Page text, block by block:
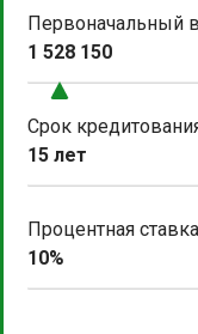
Первоначальный
1 528 150
Срок
15 лет
Процентная ставка
10%